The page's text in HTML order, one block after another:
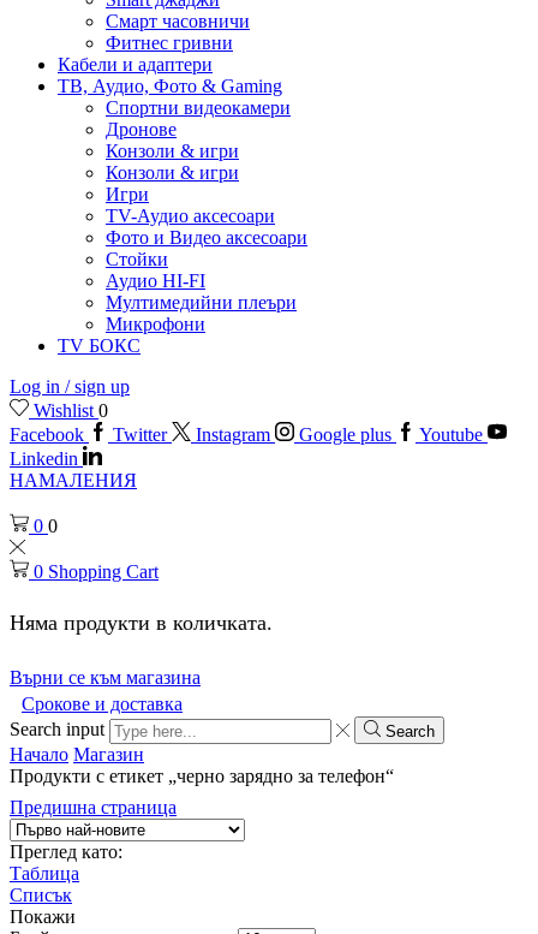
Смарт часовничи
Фитнес гривни
Кабели и адаптери
ТВ, Аудио, Фото & Gaming
Спортни видеокамери
Дронове
Конзоли & игри
Конзоли & игри
Игри
TV-Аудио аксесоари
Фото и Видео аксесоари
Стойки
Аудио HI-FI
Мултимедийни плеъри
Микрофони
TV БОКС
Log in / sign up
Wishlist 0
Facebook
Twitter Instagram Google plus
Youtube
Linkedin
НАМАЛЕНИЯ
0 0
0 Shopping Cart
Няма продукти в количката.
Върни се към магазина
Срокове и доставка
Search input
Search
Начало Магазин
Продукти с етикет „черно зарядно за телефон“
Предишна страница
Преглед като:
Таблица
Списък
Покажи